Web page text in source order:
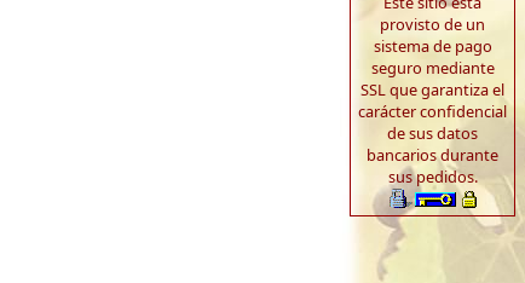
provisto de un
sistema de pago
seguro mediante
SSL que garantiza el
carácter confidencial
de sus datos
bancarios durante
sus pedidos.